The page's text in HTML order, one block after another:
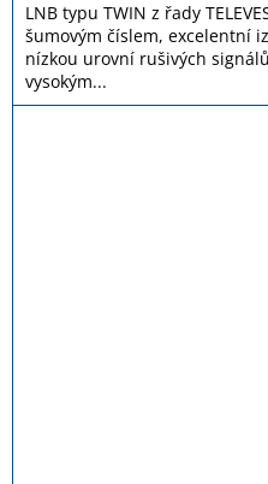
LNB typu TWIN z řady
šumovým číslem, excelentní
nízkou urovní rušivých
vysokým...